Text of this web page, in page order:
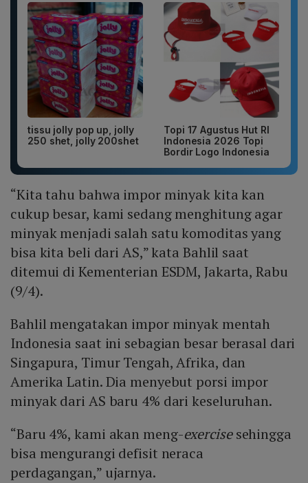
tissu jolly pop up, jolly
250 shet, jolly 200shet
Topi 17 Agustus Hut RI
Indonesia 2026 Topi
Bordir Logo Indonesia
“Kita tahu bahwa impor minyak kita kan
cukup besar, kami sedang menghitung agar
minyak menjadi salah satu komoditas yang
bisa kita beli dari AS,” kata Bahlil saat
ditemui di Kementerian ESDM, Jakarta, Rabu
(9/4).
Bahlil mengatakan impor minyak mentah
Indonesia saat ini sebagian besar berasal dari
Singapura, Timur Tengah, Afrika, dan
Amerika Latin. Dia menyebut porsi impor
minyak dari AS baru 4% dari keseluruhan.
“Baru 4%, kami akan meng-exercisesehingga
bisa mengurangi defisit neraca
perdagangan,” ujarnya.